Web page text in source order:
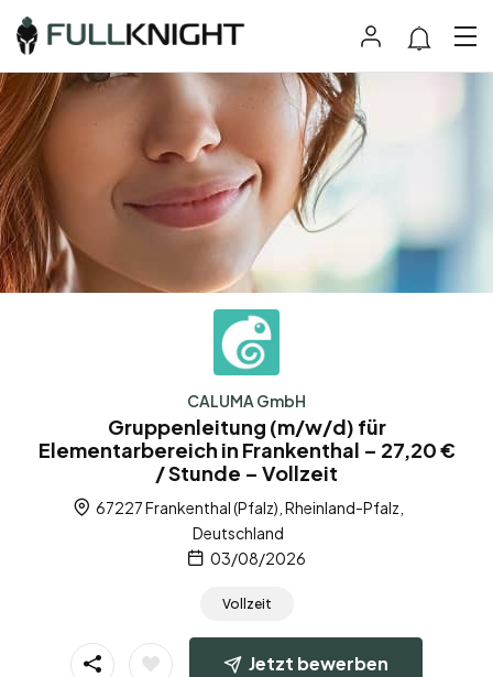
CALUMA GmbH
Gruppenleitung (m/w/d) für
Elementarbereich in Frankenthal – 27,20 €
/ Stunde – Vollzeit
67227 Frankenthal (Pfalz), Rheinland-Pfalz,
Deutschland
03/08/2026
Vollzeit
Jetzt bewerben